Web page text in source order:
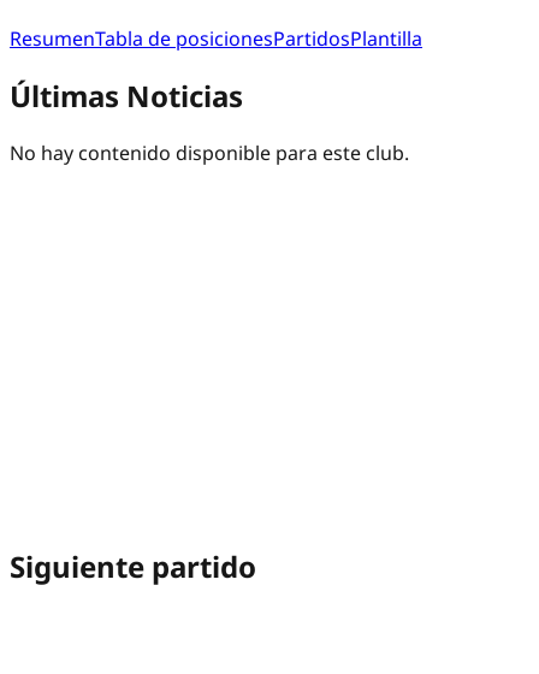
ResumenTabla de posicionesPartidosPlantilla
Últimas Noticias
No hay contenido disponible para este club.
Siguiente partido